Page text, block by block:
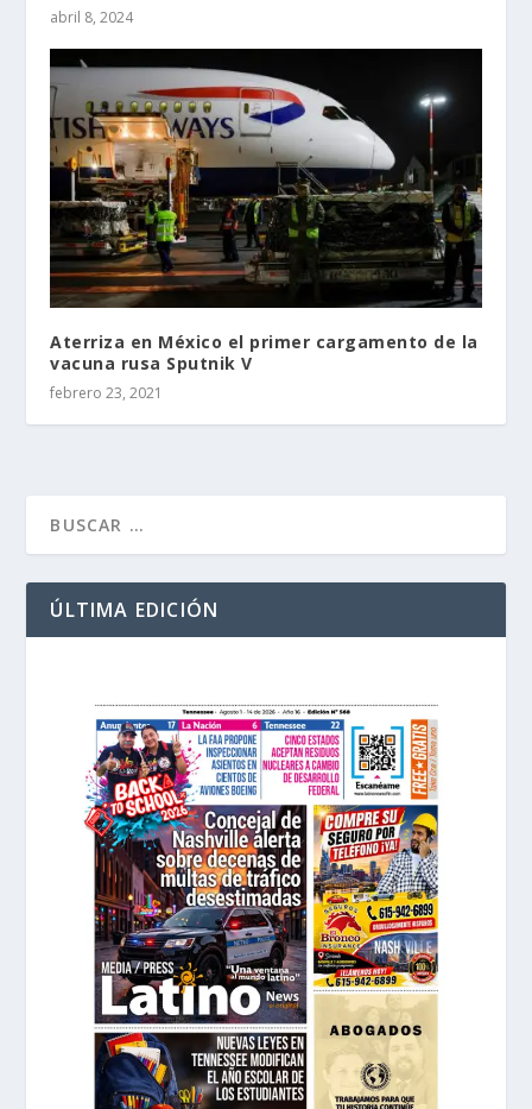
abril 8, 2024
Aterriza en México el primer cargamento de la
vacuna rusa Sputnik V
febrero 23, 2021
ÚLTIMA EDICIÓN